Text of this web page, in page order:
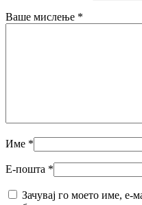
Ваше мислење *
Име *
Е-пошта *
Зачувај го моето име, е-